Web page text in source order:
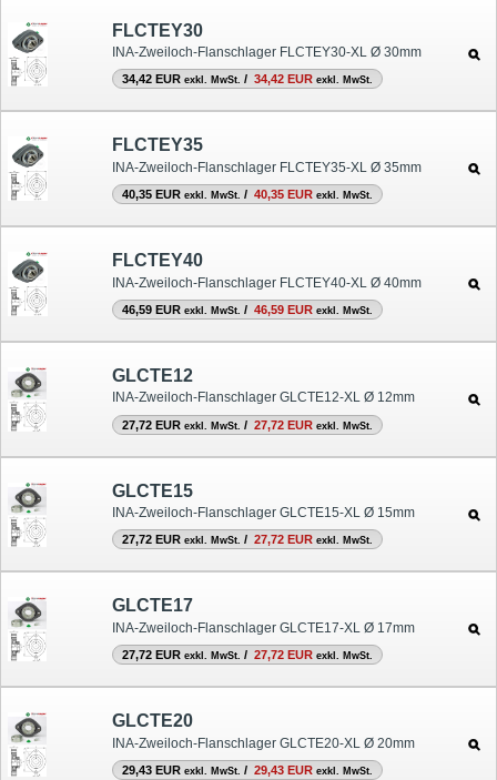
FLCTEY30
INA-Zweiloch-Flanschlager FLCTEY30-XL Ø 30mm
34,42 EUR exkl. MwSt. / 34,42 EUR exkl. MwSt.
FLCTEY35
INA-Zweiloch-Flanschlager FLCTEY35-XL Ø 35mm
40,35 EUR exkl. MwSt. / 40,35 EUR exkl. MwSt.
FLCTEY40
INA-Zweiloch-Flanschlager FLCTEY40-XL Ø 40mm
46,59 EUR exkl. MwSt. / 46,59 EUR exkl. MwSt.
GLCTE12
INA-Zweiloch-Flanschlager GLCTE12-XL Ø 12mm
27,72 EUR exkl. MwSt. / 27,72 EUR exkl. MwSt.
GLCTE15
INA-Zweiloch-Flanschlager GLCTE15-XL Ø 15mm
27,72 EUR exkl. MwSt. / 27,72 EUR exkl. MwSt.
GLCTE17
INA-Zweiloch-Flanschlager GLCTE17-XL Ø 17mm
27,72 EUR exkl. MwSt. / 27,72 EUR exkl. MwSt.
GLCTE20
INA-Zweiloch-Flanschlager GLCTE20-XL Ø 20mm
29,43 EUR exkl. MwSt. / 29,43 EUR exkl. MwSt.